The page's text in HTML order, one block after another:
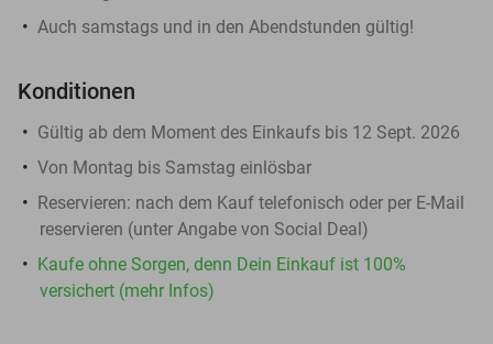
Auch samstags und in den Abendstunden gültig!
Konditionen
Gültig ab dem Moment des Einkaufs bis 12 Sept. 2026
Von Montag bis Samstag einlösbar
Reservieren: nach dem Kauf telefonisch oder per E-Mail
reservieren (unter Angabe von Social Deal)
Kaufe ohne Sorgen, denn Dein Einkauf ist 100%
versichert (mehr Infos)